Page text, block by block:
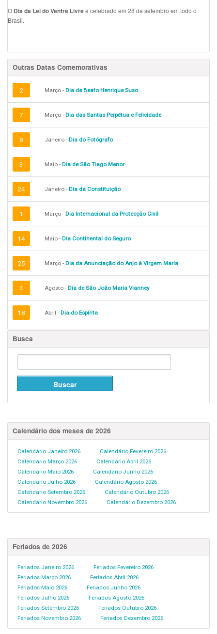
O Dia da Lei do Ventre Livreé celebrado em 28 de setembro em todo o
Brasil.
Outras Datas Comemorativas
2 Março - Dia de Beato Henrique Suso
7 Março - Dia das Santas Perpétua e Felicidade
8 Janeiro - Dia do Fotógrafo
3 Maio - Dia de São Tiago Menor
24 Janeiro - Dia da Constituição
1 Março - Dia Internacional da Protecção Civil
14 Maio - Dia Continental do Seguro
25 Março - Dia da Anunciação do Anjo à Virgem Maria
4 Agosto - Dia de São João Maria Vianney
18 Abril - Dia do Espírita
Busca
Calendário dos meses de 2026
Calendário Janeiro 2026
Calendário Fevereiro 2026
Calendário Março 2026
Calendário Abril 2026
Calendário Maio 2026
Calendário Junho 2026
Calendário Julho 2026
Calendário Agosto 2026
Calendário Setembro 2026
Calendário Outubro 2026
Calendário Novembro 2026
Calendário Dezembro 2026
Feriados de 2026
Feriados Janeiro 2026
Feriados Fevereiro 2026
Feriados Março 2026
Feriados Abril 2026
Feriados Maio 2026
Feriados Junho 2026
Feriados Julho 2026
Feriados Agosto 2026
Feriados Setembro 2026
Feriados Outubro 2026
Feriados Novembro 2026
Feriados Dezembro 2026